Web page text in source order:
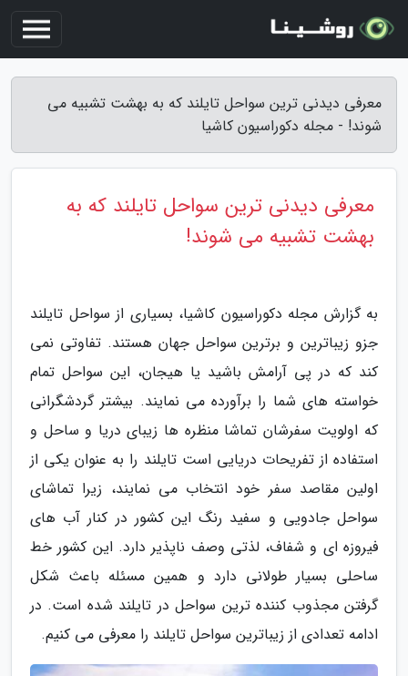
معرفی دیدنی ترین سواحل تایلند که به بهشت تشبیه می
شوند! - مجله دکوراسیون کاشیا
معرفی دیدنی ترین سواحل تایلند که به
بهشت تشبیه می شوند!
به گزارش مجله دکوراسیون کاشیا، بسیاری از سواحل تایلند
جزو زیباترین و برترین سواحل جهان هستند. تفاوتی نمی
کند که در پی آرامش باشید یا هیجان، این سواحل تمام
خواسته های شما را برآورده می نمایند. بیشتر گردشگرانی
که اولویت سفرشان تماشا منظره ها زیبای دریا و ساحل و
استفاده از تفریحات دریایی است تایلند را به عنوان یکی از
اولین مقاصد سفر خود انتخاب می نمایند، زیرا تماشای
سواحل جادویی و سفید رنگ این کشور در کنار آب های
فیروزه ای و شفاف، لذتی وصف ناپذیر دارد. این کشور خط
ساحلی بسیار طولانی دارد و همین مسئله باعث شکل
گرفتن مجذوب کننده ترین سواحل در تایلند شده است. در
ادامه تعدادی از زیباترین سواحل تایلند را معرفی می کنیم.